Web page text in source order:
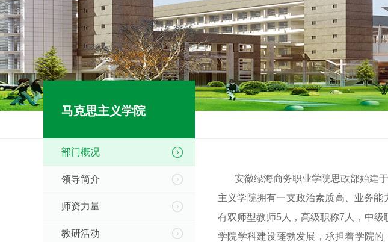
马克思主义学院
部门概况
领导简介
师资力量
教研活动
安徽绿海商务职业学院思政部始建
主义学院拥有一支政治素质高、业务
有双师型教师5人，高级职称7人，中
学院学科建设蓬勃发展，承担着学院